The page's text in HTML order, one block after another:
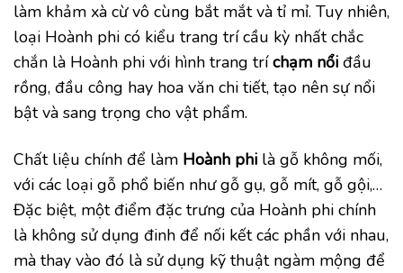
làm khảm xà cừ vô cùng bắt mắt và tỉ mỉ. Tuy nhiên,
loại Hoành phi có kiểu trang trí cầu kỳ nhất chắc
chắn là Hoành phi với hình trang tríchạm nổi đầu
rồng, đầu công hay hoa văn chi tiết, tạo nên sự nổi
bật và sang trọng cho vật phẩm.
Chất liệu chính để làm Hoành phi là gỗ không mối,
với các loại gỗ phổ biến như gỗ gụ, gỗ mít, gỗ gội,…
Đặc biệt, một điểm đặc trưng của Hoành phi chính
là không sử dụng đinh để nối kết các phần với nhau,
mà thay vào đó là sử dụng kỹ thuật ngàm mộng để